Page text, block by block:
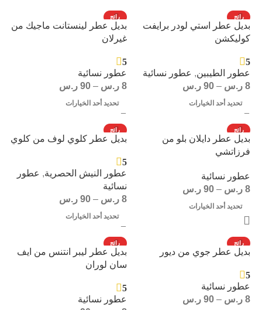
رائج
بديل عطر استي لودر برايفت
كوليكشن
5
عطور الطيبين, عطور نسائية
8 ر.س –
90 ر.س
تحديد أحد الخيارات
رائج
بديل عطر لينستانت ماجيك من
غيرلان
5
عطور نسائية
8 ر.س –
90 ر.س
تحديد أحد الخيارات
رائج
بديل عطر دايلان بلو من
فرزاتشي
عطور نسائية
8 ر.س –
90 ر.س
تحديد أحد الخيارات
رائج
بديل عطر كلوي لوف من كلوي
5
عطور النيش الحصرية, عطور
نسائية
8 ر.س –
90 ر.س
تحديد أحد الخيارات
رائج
بديل عطر جوي من ديور
5
عطور نسائية
8 ر.س –
90 ر.س
رائج
بديل عطر ليبر انتنس من ايف
سان لوران
5
عطور نسائية